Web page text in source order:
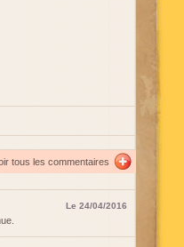
tous les commentaires
Le 24/04/2016